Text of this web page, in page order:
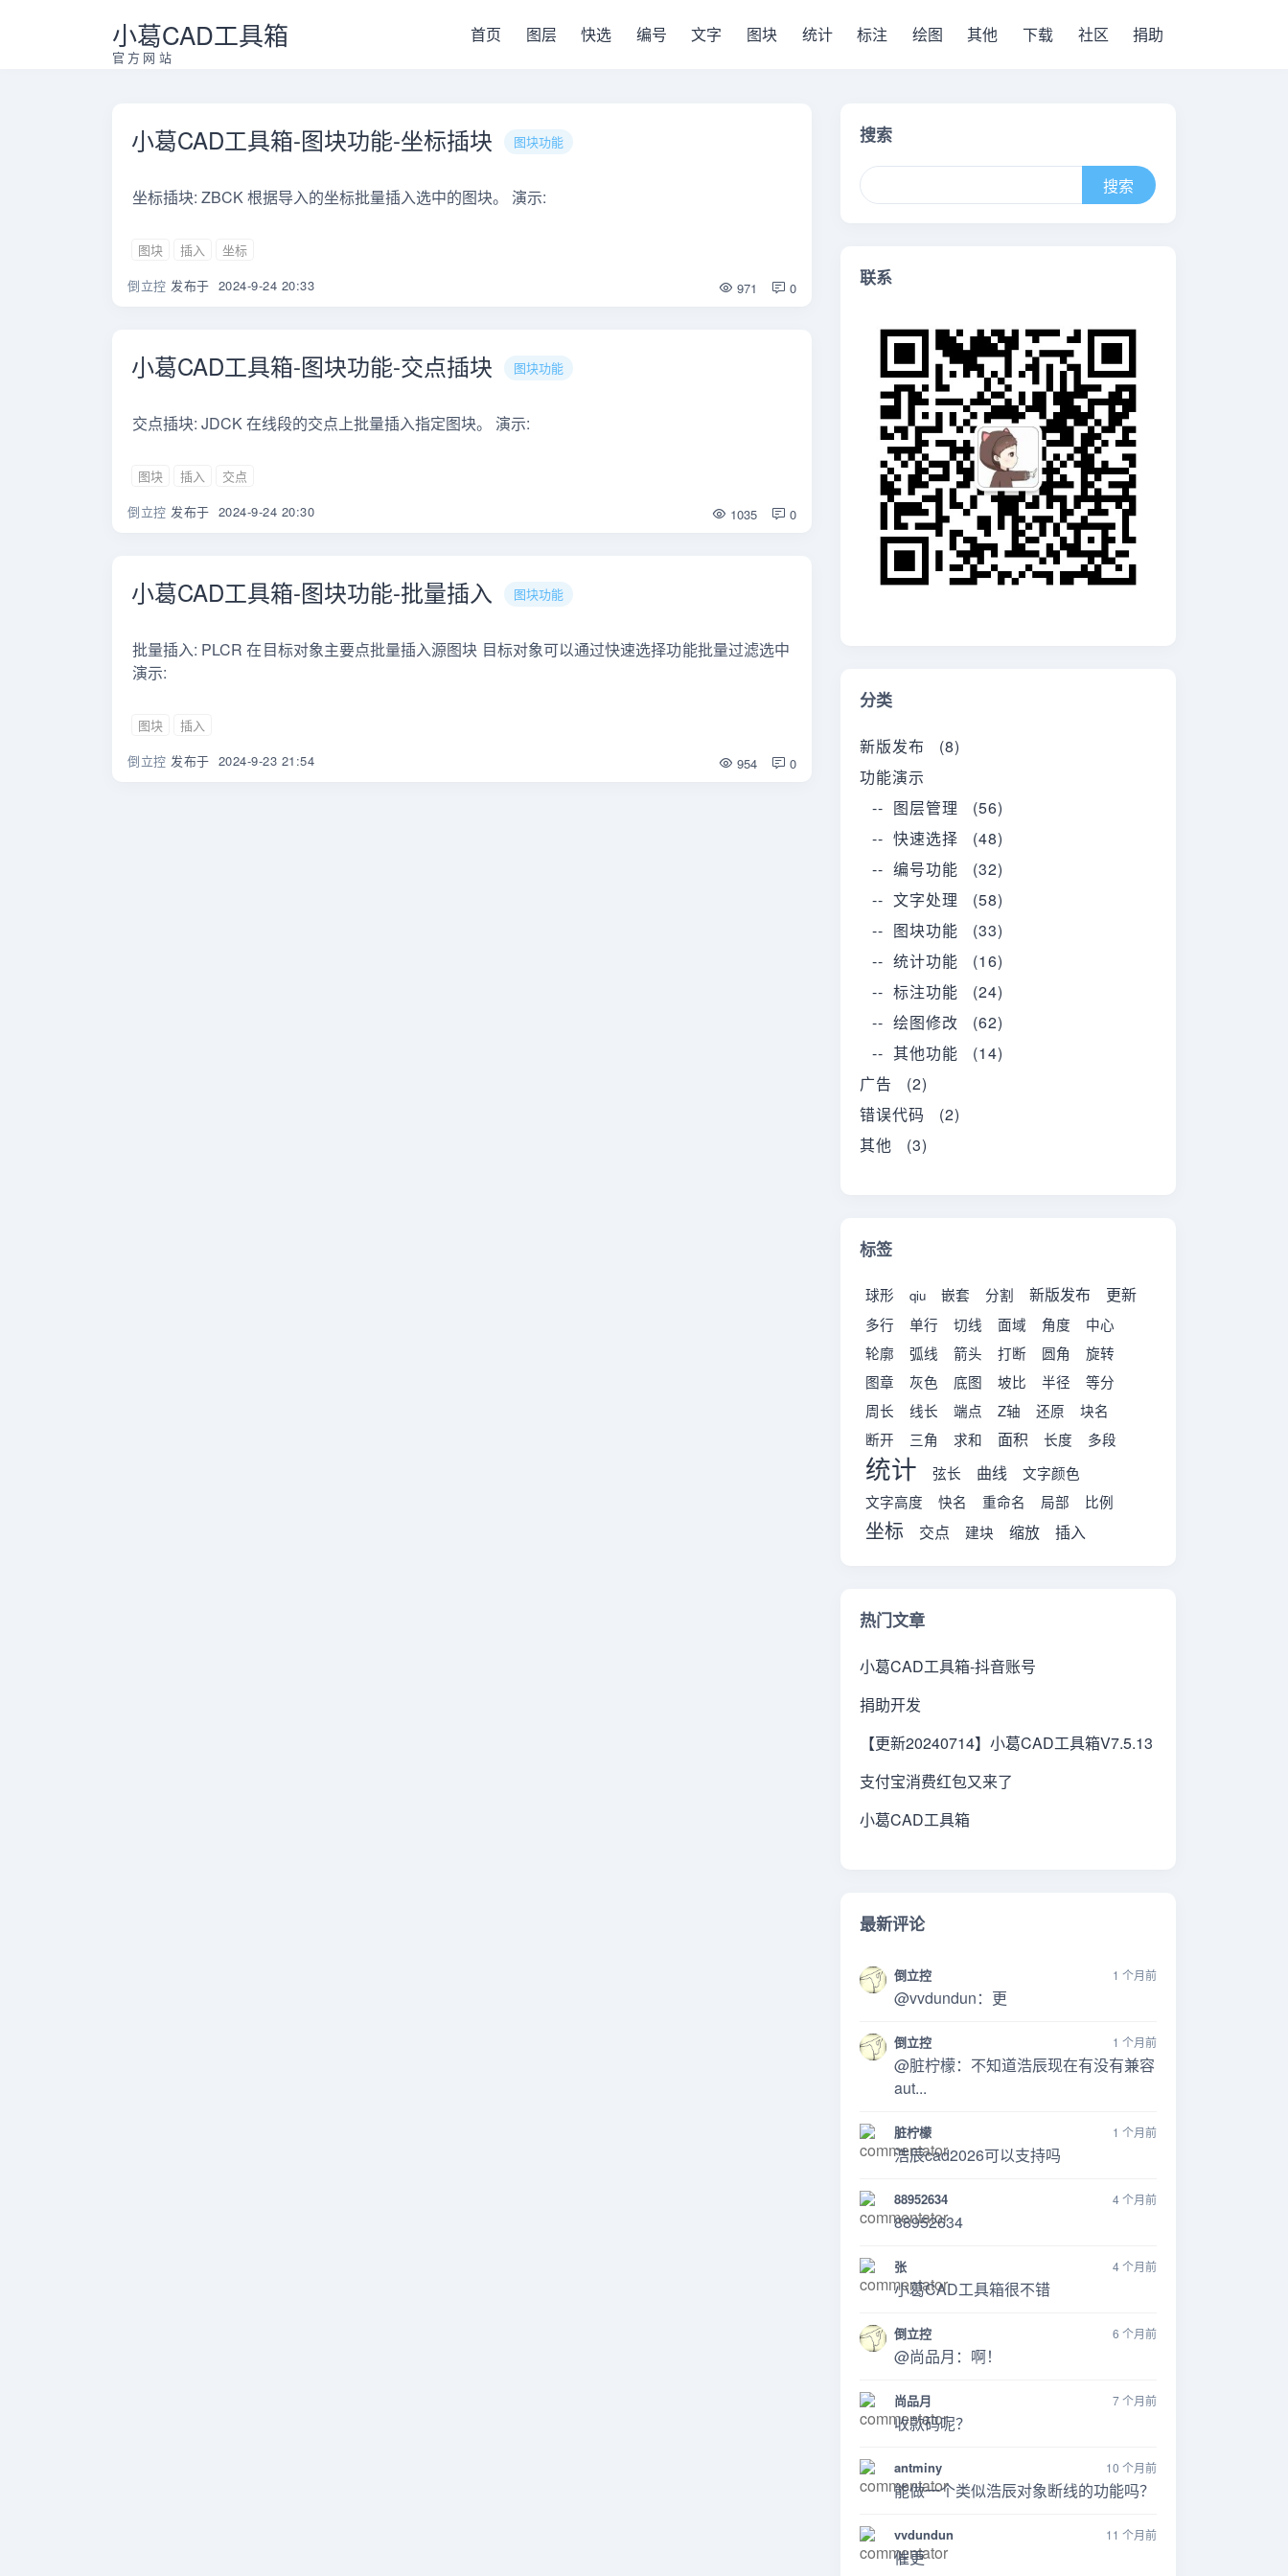
小葛CAD工具箱
官方网站
首页 图层 快选 编号 文字 图块 统计 标注 绘图 其他 下载 社区 捐助
小葛CAD工具箱-图块功能-坐标插块 图块功能
坐标插块: ZBCK 根据导入的坐标批量插入选中的图块。 演示:
图块 插入
坐标
倒立控 发布于 2024-9-24 20:33 971 0
小葛CAD工具箱-图块功能-交点插块 图块功能
交点插块: JDCK 在线段的交点上批量插入指定图块。 演示:
图块 插入
交点
倒立控 发布于 2024-9-24 20:30 1035 0
小葛CAD工具箱-图块功能-批量插入 图块功能
批量插入: PLCR 在目标对象主要点批量插入源图块 目标对象可以通过快速选择功能批量过滤选中
演示:
图块
插入
倒立控 发布于 2024-9-23 21:54 954 0
搜索
联系
分类
新版发布 (8)
功能演示
-- 图层管理 (56)
-- 快速选择 (48)
-- 编号功能 (32)
-- 文字处理 (58)
-- 图块功能 (33)
-- 统计功能 (16)
-- 标注功能 (24)
-- 绘图修改 (62)
-- 其他功能 (14)
广告 (2)
错误代码 (2)
其他 (3)
标签
球形 qiu 嵌套 分割 新版发布 更新
多行 单行 切线 面域 角度
中心
轮廓
弧线 箭头 打断 圆角
旋转
图章
灰色 底图 坡比 半径
等分
周长
线长 端点 Z轴 还原
块名
断开
三角 求和 面积 长度 多段
统计 弦长 曲线
文字颜色
文字高度
快名 重命名 局部 比例
坐标 交点 建块 缩放 插入
热门文章
小葛CAD工具箱-抖音账号
捐助开发
【更新20240714】小葛CAD工具箱V7.5.13
支付宝消费红包又来了
小葛CAD工具箱
最新评论
倒立控 1 个月前
@vvdundun：更
倒立控 1 个月前
@脏柠檬：不知道浩辰现在有没有兼容
aut...
脏柠檬 1 个月前
浩辰cad2026可以支持吗
88952634 4 个月前
88952634
张 4 个月前
小葛CAD工具箱很不错
倒立控 6 个月前
@尚品月：啊！
尚品月 7 个月前
收款码呢？
antminy 10 个月前
能做一个类似浩辰对象断线的功能吗？
vvdundun 11 个月前
催更